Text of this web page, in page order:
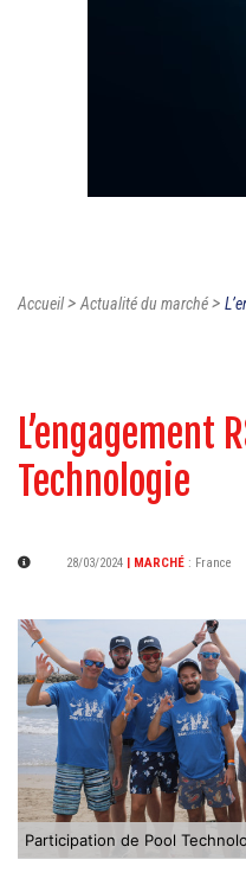
Accueil>Actualité du marché>
L’engagement
Technologie
28/03/2024 | MARCHÉ : France